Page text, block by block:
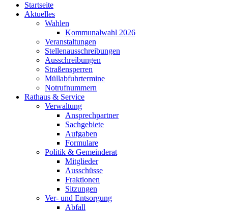
Startseite
Aktuelles
Wahlen
Kommunalwahl 2026
Veranstaltungen
Stellenausschreibungen
Ausschreibungen
Straßensperren
Müllabfuhrtermine
Notrufnummern
Rathaus & Service
Verwaltung
Ansprechpartner
Sachgebiete
Aufgaben
Formulare
Politik & Gemeinderat
Mitglieder
Ausschüsse
Fraktionen
Sitzungen
Ver- und Entsorgung
Abfall